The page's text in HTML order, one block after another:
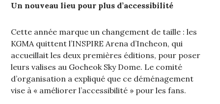
Un nouveau lieu pour plus d’accessibilité
Cette année marque un changement de taille : les
KGMA quittent l’INSPIRE Arena d’Incheon, qui
accueillait les deux premières éditions, pour poser
leurs valises au Gocheok Sky Dome. Le comité
d’organisation a expliqué que ce déménagement
vise à « améliorer l’accessibilité » pour les fans.